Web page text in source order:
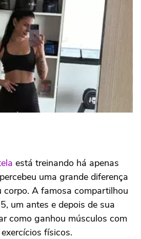
está treinando há apenas
uma grande diferença
corpo. A famosa compartilhou
um antes e depois de sua
como ganhou músculos com
físicos.